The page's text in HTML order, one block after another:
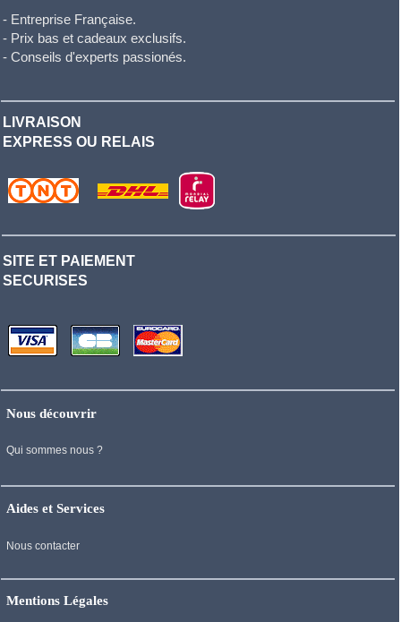
- Entreprise Française.
- Prix bas et cadeaux exclusifs.
- Conseils d'experts passionés.
LIVRAISON
EXPRESS OU RELAIS
SITE ET PAIEMENT
SECURISES
Nous découvrir
Qui sommes nous ?
Aides et Services
Nous contacter
Mentions Légales